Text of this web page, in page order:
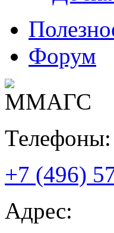
Форум
Телефоны:
+7 (496)
Адрес: